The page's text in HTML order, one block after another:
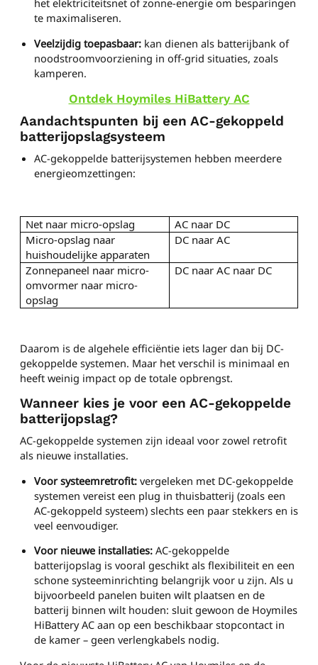
te maximaliseren.
Veelzijdig toepasbaar: kan dienen als batterijbank of
noodstroomvoorziening in off-grid situaties, zoals
kamperen.
Ontdek Hoymiles HiBattery AC
Aandachtspunten bij een AC-gekoppeld
batterijopslagsysteem
AC-gekoppelde batterijsystemen hebben meerdere
energieomzettingen:
Net naar micro-opslag
AC naar DC
Micro-opslag naar
huishoudelijke apparaten
DC naar AC
Zonnepaneel naar micro-
omvormer naar micro-
opslag
DC naar AC naar DC
Daarom is de algehele efficiëntie iets lager dan bij DC-
gekoppelde systemen. Maar het verschil is minimaal en
heeft weinig impact op de totale opbrengst.
Wanneer kies je voor een AC-gekoppelde
batterijopslag?
AC-gekoppelde systemen zijn ideaal voor zowel retrofit
als nieuwe installaties.
Voor systeemretrofit: vergeleken met DC-gekoppelde
systemen vereist een plug in thuisbatterij (zoals een
AC-gekoppeld systeem) slechts een paar stekkers en is
veel eenvoudiger.
Voor nieuwe installaties: AC-gekoppelde
batterijopslag is vooral geschikt als flexibiliteit en een
schone systeeminrichting belangrijk voor u zijn. Als u
bijvoorbeeld panelen buiten wilt plaatsen en de
batterij binnen wilt houden: sluit gewoon de Hoymiles
HiBattery AC aan op een beschikbaar stopcontact in
de kamer – geen verlengkabels nodig.